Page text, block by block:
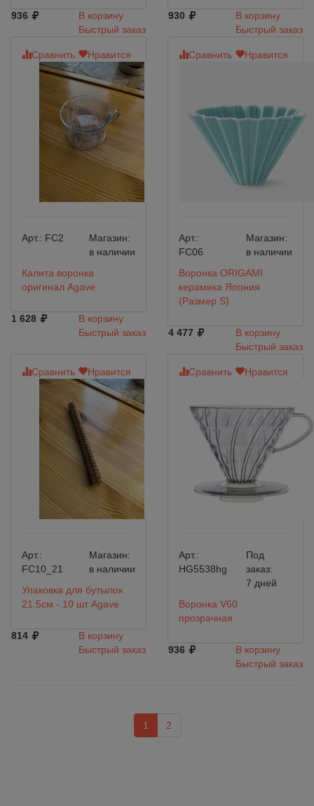
936
В корзину
Быстрый заказ
930
В корзину
Быстрый заказ
Сравнить Нравится
Арт.: FC2
Магазин:
в наличии
Калита воронка
оригинал Agave
1 628
В корзину
Быстрый заказ
Сравнить Нравится
Арт.:
FC06
Магазин:
в наличии
Воронка ORIGAMI
керамика Япония
(Размер S)
4 477
В корзину
Быстрый заказ
Сравнить Нравится
Арт.:
FC10_21
Магазин:
в наличии
Упаковка для бутылок
21,5см - 10 шт Agave
814
В корзину
Быстрый заказ
Сравнить Нравится
Арт.:
HG5538hg
Под
заказ:
7 дней
Воронка V60
прозрачная
936
В корзину
Быстрый заказ
1 2